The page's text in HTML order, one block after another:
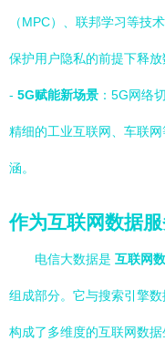
（MPC）、联邦学习等技
保护用户隐私的前提下释放
- 5G赋能新场景 ：5G网络
精细的工业互联网、车联
涵。
作为互联网数据
电信大数据是 互联网
组成部分。它与搜索引擎
构成了多维度的互联网数据